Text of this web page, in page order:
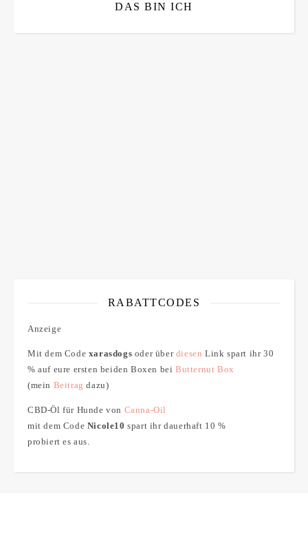
DAS BIN ICH
RABATTCODES
Anzeige
Mit dem Code xarasdogs oder über diesen Link spart ihr 30
% auf eure ersten beiden Boxen beiButternut Box
(mein Beitrag dazu)
CBD-Öl für Hunde von Canna-Oil
mit dem Code Nicole10 spart ihr dauerhaft 10 %
probiert es aus.